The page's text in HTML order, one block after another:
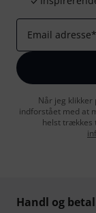
Email adresse*
Når jeg
indforstået med at
helst trækkes
Handl og